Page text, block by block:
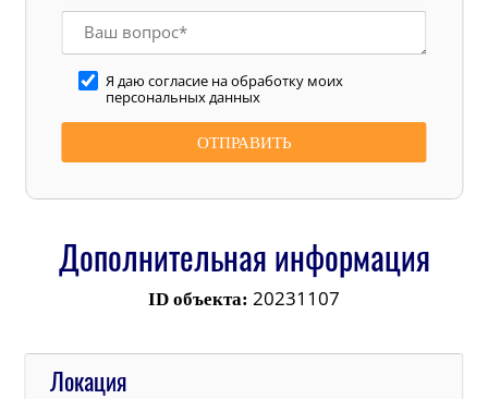
Я даю согласие на обработку моих
персональных данных
Дополнительная информация
ID объекта: 20231107
Локация